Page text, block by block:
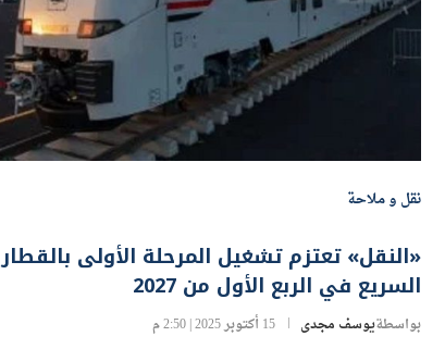
نقل و ملاحة
«النقل» تعتزم تشغيل المرحلة الأولى بالقطار
السريع في الربع الأول من 2027
بواسطةيوسف مجدى 15 أكتوبر 2025 | 2:50 م